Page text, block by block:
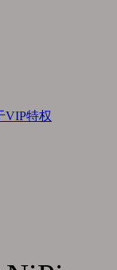
VIP特权